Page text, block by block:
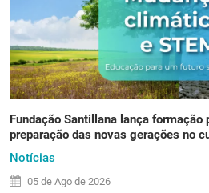
Fundação Santillana lança formação
preparação das novas gerações no
Notícias
05 de Ago de 2026